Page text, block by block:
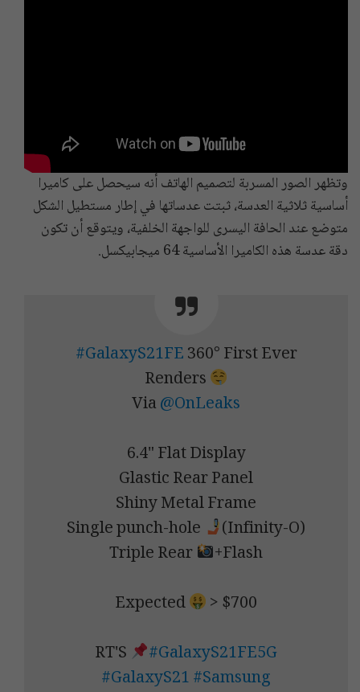
وتظهر الصور المسربة لتصميم الهاتف أنه سيحصل على كاميرا
أساسية ثلاثية العدسة، ثبتت عدساتها في إطار مستطيل الشكل
متوضع عند الحافة اليسرى للواجهة الخلفية، ويتوقع أن تكون
دقة عدسة هذه الكاميرا الأساسية 64 ميجابيكسل.
#GalaxyS21FE360° First Ever
Renders
Via@OnLeaks
6.4" Flat Display
Glastic Rear Panel
Shiny Metal Frame
Single punch-hole
(Infinity-O)
Triple Rear
+Flash
Expected
> $700
RT'S
#GalaxyS21FE5G
#GalaxyS21#Samsung